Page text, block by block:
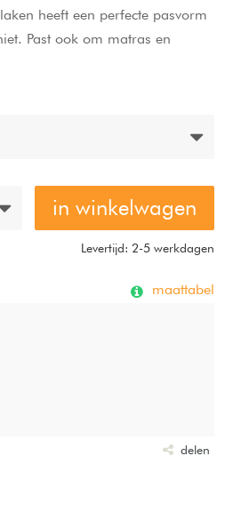
heeft een perfecte pasvorm
Past ook om matras en
in winkelwagen
Levertijd: 2-5 werkdagen
maattabel
delen